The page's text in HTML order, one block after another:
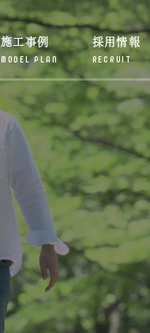
施工事例
MODEL PLAN
採用情報
RECRUIT